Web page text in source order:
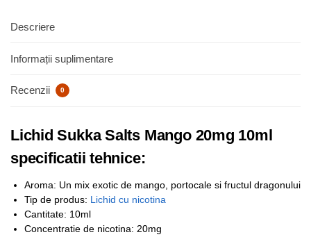
Descriere
Informații suplimentare
Recenzii 0
Lichid Sukka Salts Mango 20mg 10ml
specificatii tehnice:
Aroma: Un mix exotic de mango, portocale si fructul dragonului
Tip de produs: Lichid cu nicotina
Cantitate: 10ml
Concentratie de nicotina: 20mg